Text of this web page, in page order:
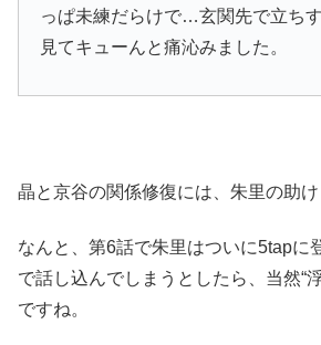
っぱ未練だらけで…玄関先で立ち
見てキューんと痛沁みました。
晶と京谷の関係修復には、朱里の助け
なんと、第6話で朱里はついに5tapに
で話し込んでしまうとしたら、当然“
ですね。